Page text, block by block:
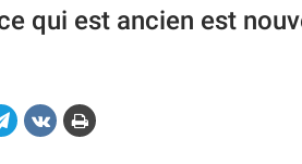
qui est ancien est